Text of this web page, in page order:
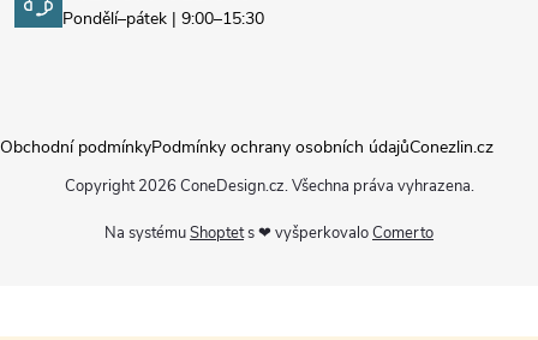
Pondělí–pátek | 9:00–15:30
Na systémuShoptets ❤ vyšperkovaloComerto
Obchodní podmínkyPodmínky ochrany osobních údajůConezlin.cz
Copyright 2026 ConeDesign.cz. Všechna práva vyhrazena.